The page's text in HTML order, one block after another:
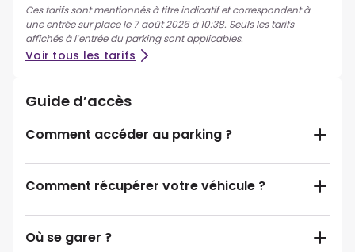
Ces tarifs sont mentionnés à titre indicatif et correspondent à
une entrée sur place le 7 août 2026 à 10:38. Seuls les tarifs
affichés à l’entrée du parking sont applicables.
Voir tous les tarifs
Guide d’accès
Comment accéder au parking ?
Comment récupérer votre véhicule ?
Où se garer ?